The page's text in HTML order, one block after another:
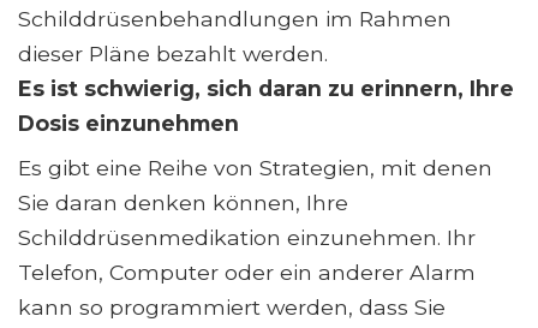
Schilddrüsenbehandlungen im Rahmen
dieser Pläne bezahlt werden.
Es ist schwierig, sich daran zu erinnern, Ihre
Dosis einzunehmen
Es gibt eine Reihe von Strategien, mit denen
Sie daran denken können, Ihre
Schilddrüsenmedikation einzunehmen. Ihr
Telefon, Computer oder ein anderer Alarm
kann so programmiert werden, dass Sie